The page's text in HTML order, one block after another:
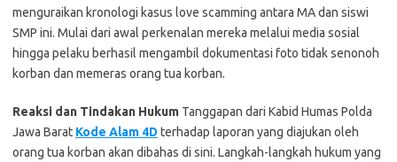
menguraikan kronologi kasus love scamming antara MA dan siswi
SMP ini. Mulai dari awal perkenalan mereka melalui media sosial
hingga pelaku berhasil mengambil dokumentasi foto tidak senonoh
korban dan memeras orang tua korban.
Reaksi dan Tindakan Hukum Tanggapan dari Kabid Humas Polda
Jawa Barat Kode Alam 4D terhadap laporan yang diajukan oleh
orang tua korban akan dibahas di sini. Langkah-langkah hukum yang